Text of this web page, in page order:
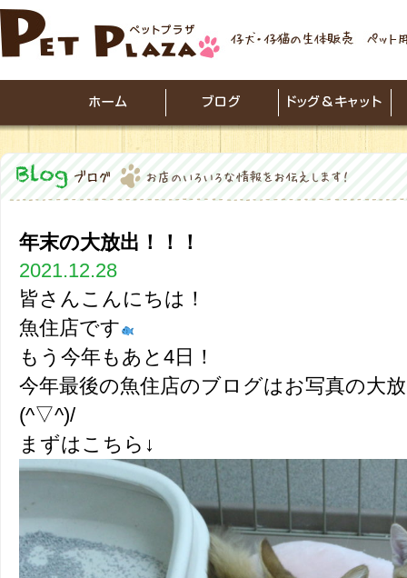
年末の大放出！！！
2021.12.28
皆さんこんにちは！
魚住店です
もう今年もあと4日！
今年最後の魚住店のブログはお写真の大
(^▽^)/
まずはこちら↓